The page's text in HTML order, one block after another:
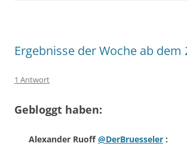
Ergebnisse der Woche ab dem
1 Antwort
Gebloggt haben:
Alexander Ruoff@DerBruesseler :